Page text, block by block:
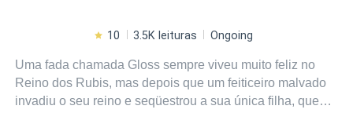
Alemanha, Escandinávia, Inglaterra, Escócia, Suíça e,
Irlanda, França, Portugal. EITA MEUS AMORES ESTE
LIVRO VAI SER EMOCIONANTE E FORTE, JUNTOS
VAMOS VIVER UMA HISTORIA DE AMOR MEDIEVAL,
10 3.5K leituras Ongoing
Uma fada chamada Gloss sempre viveu muito feliz no
Reino dos Rubis, mas depois que um feiticeiro malvado
invadiu o seu reino e seqüestrou a sua única filha, que